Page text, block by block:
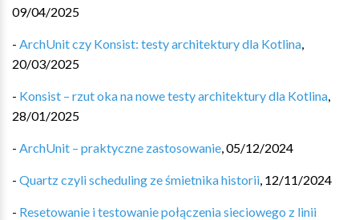
09/04/2025
- ArchUnit czy Konsist: testy architektury dla Kotlina,
20/03/2025
- Konsist – rzut oka na nowe testy architektury dla Kotlina,
28/01/2025
- ArchUnit – praktyczne zastosowanie,05/12/2024
- Quartz czyli scheduling ze śmietnika historii, 12/11/2024
- Resetowanie i testowanie połączenia sieciowego z linii